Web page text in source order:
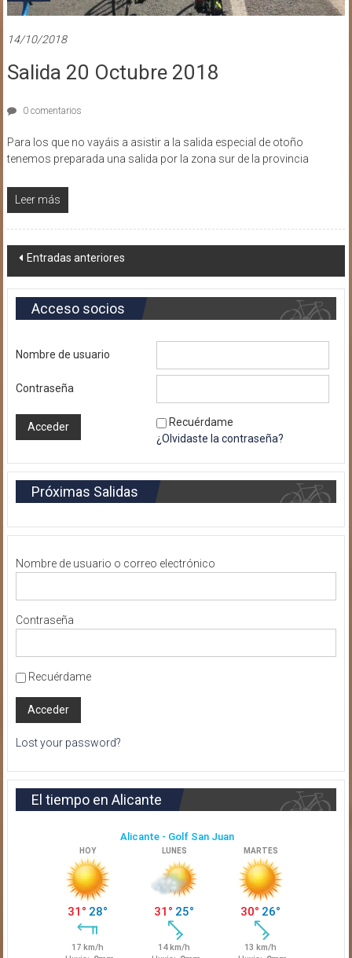
14/10/2018
Salida 20 Octubre 2018
0 comentarios
Para los que no vayáis a asistir a la salida especial de otoño
tenemos preparada una salida por la zona sur de la provincia
Leer más
Navegación
de
entradas
Entradas anteriores
Acceso socios
Nombre de usuario
Contraseña
Recuérdame
¿Olvidaste la contraseña?
Próximas Salidas
Nombre de usuario o correo electrónico
Contraseña
Recuérdame
Lost your password?
El tiempo en Alicante